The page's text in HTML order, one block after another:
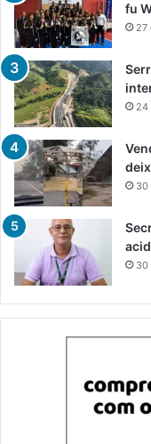
fu
27
24
30
30